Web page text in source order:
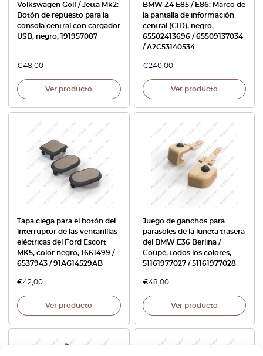
Volkswagen Golf / Jetta Mk2:
Botón de repuesto para la
consola central con cargador
USB, negro, 191957087
€48,00
Ver producto
BMW Z4 E85 / E86: Marco de
la pantalla de información
central (CID), negro,
65502413696 / 65509137034
/ A2C53140534
€240,00
Ver producto
Tapa ciega para el botón del
interruptor de las ventanillas
eléctricas del Ford Escort
MK5, color negro, 1661499 /
6537943 / 91AG14529AB
€42,00
Ver producto
Juego de ganchos para
parasoles de la luneta trasera
del BMW E36 Berlina /
Coupé, todos los colores,
51161977027 / 51161977028
€48,00
Ver producto